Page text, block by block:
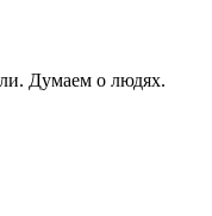
Думаем о людях.